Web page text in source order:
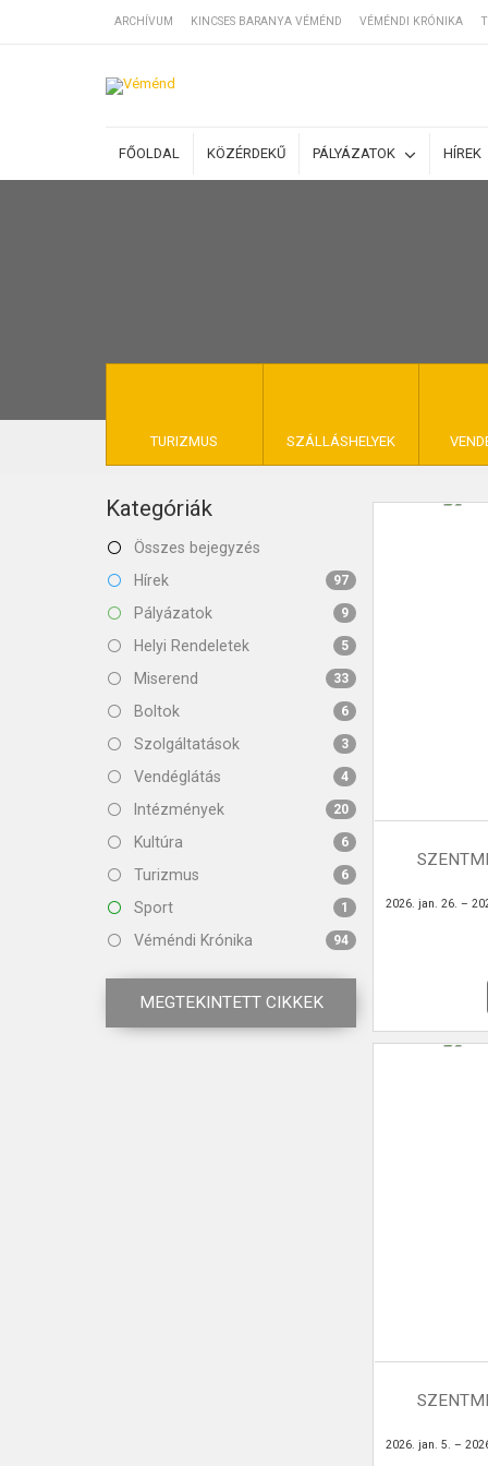
ARCHÍVUM KINCSES BARANYA VÉMÉND VÉMÉNDI KRÓNIKA
FŐOLDAL KÖZÉRDEKŰ PÁLYÁZATOK HÍREK
TURIZMUS SZÁLLÁSHELYEK
SZÁLLÁSOK
BEJEGYZÉSEK
KINCSES
KAPCSOLAT
Kategóriák
Összes bejegyzés
Hírek
97
Pályázatok 9
Helyi Rendeletek 5
Miserend 33
Boltok 6
Szolgáltatások 3
Vendéglátás 4
Intézmények 20
Kultúra 6
Turizmus 6
Sport 1
Véméndi Krónika 94
MEGTEKINTETT CIKKEK
2026. jan. 26. –
2026. jan. 5. –